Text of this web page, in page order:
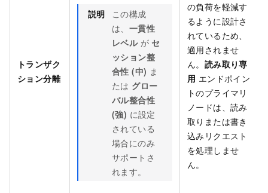
トランザク
ション分離
説明
この構成
は、 一貫性
レベルが セ
ッション整
合性 (中) ま
たは グロー
バル整合性
(強) に設定
されている
場合にのみ
サポートさ
れます。
の負荷を軽減す
るように設計さ
れているため、
適用されませ
ん。 読み取り専
用 エンドポイン
トのプライマリ
ノードは、読み
取りまたは書き
込みリクエスト
を処理しませ
ん。